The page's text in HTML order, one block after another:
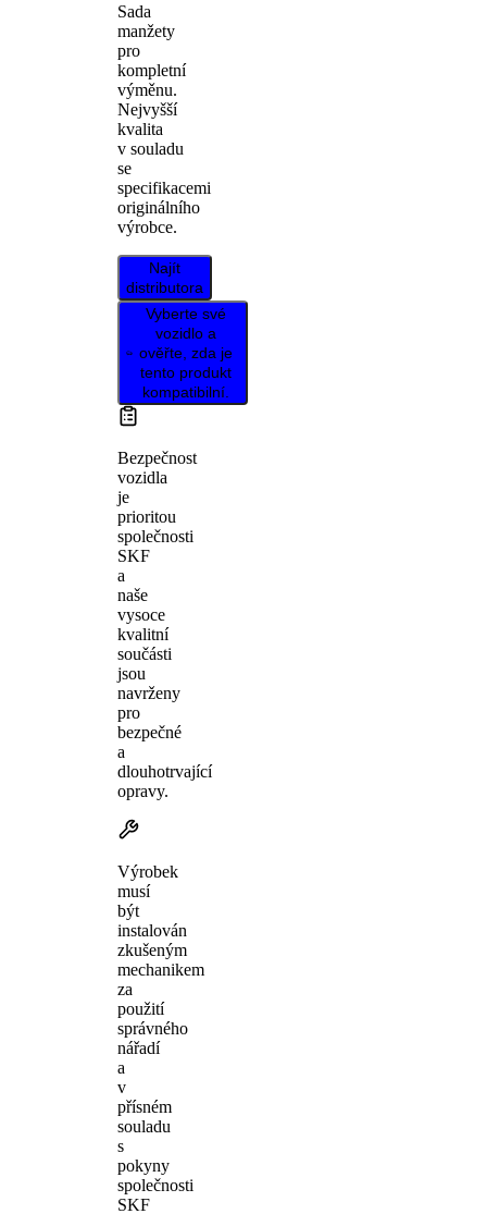
Sada
manžety
pro
kompletní
výměnu.
Nejvyšší
kvalita
v souladu
se
specifikacemi
originálního
výrobce.
Najít
distributora
Vyberte své
vozidlo a
ověřte, zda je
tento produkt
kompatibilní.
Bezpečnost
vozidla
je
prioritou
společnosti
SKF
a
naše
vysoce
kvalitní
součásti
jsou
navrženy
pro
bezpečné
a
dlouhotrvající
opravy.
Výrobek
musí
být
instalován
zkušeným
mechanikem
za
použití
správného
nářadí
a
v
přísném
souladu
s
pokyny
společnosti
SKF